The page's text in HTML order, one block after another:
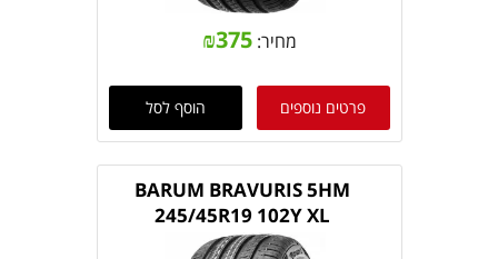
מחיר: ₪375
פרטים נוספים הוסף לסל
BARUM BRAVURIS 5HM
245/45R19 102Y XL